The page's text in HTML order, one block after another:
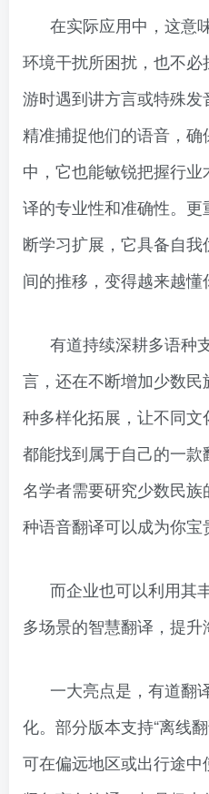
在实际应用中，这意
环境干扰所困扰，也不
游时遇到讲方言或特殊
精准捕捉他们的语音，
中，它也能敏锐把握行
译的专业性和准确性。
断学习扩展，它具备自
间的推移，变得越来越懂
有道持续深耕多语种
言，还在不断增加少数
种多样化拓展，让不同
都能找到属于自己的一
名学者需要研究少数民
种语音翻译可以成为你宝
而企业也可以利用其
多场景的智慧翻译，提升
一大亮点是，有道翻
化。部分版本支持“离线
可在偏远地区或出行途中